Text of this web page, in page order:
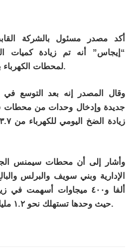
أكد مصدر مسئول بالشركة
“إيجاس” أنه تم زيادة كميات
لمحطات الكهرباء بداية من الشهر المقبل.
وقال المصدر إنه بعد التوسع
جديدة وإدخال وحدات من محطات
وأشار إلى أن محطات سيمنس
ألفا و٤٠٠ ميجاوات أسهمت
حيث وحدها تستهلك نحو ١.٢ مليار قدم مكعب غاز يوميا.